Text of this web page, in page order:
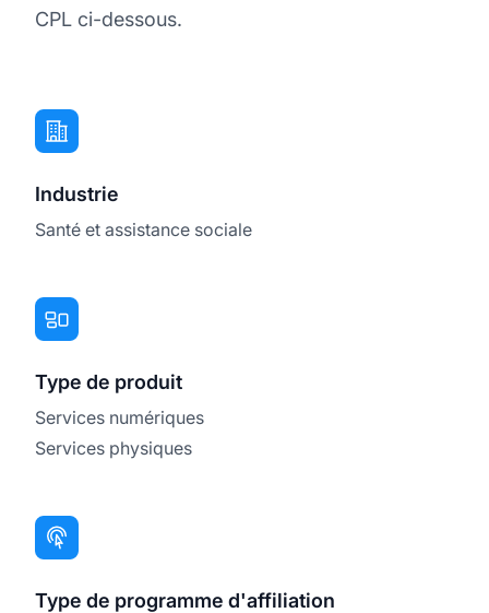
CPL ci-dessous.
Industrie
Santé et assistance sociale
Type de produit
Services numériques
Services physiques
Type de programme d'affiliation